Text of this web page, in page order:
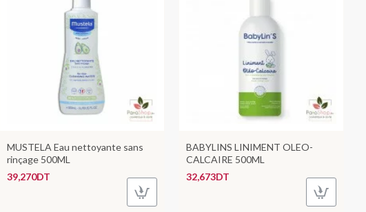
MUSTELA Eau nettoyante sans
rinçage 500ML
39,270DT
BABYLINS LINIMENT OLEO-
CALCAIRE 500ML
32,673DT